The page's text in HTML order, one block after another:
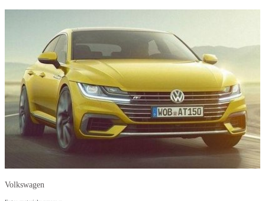
Volkswagen